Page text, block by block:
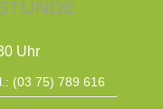
Uhr
(03 75) 789 616